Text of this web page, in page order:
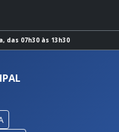
das 07h30 às 13h30